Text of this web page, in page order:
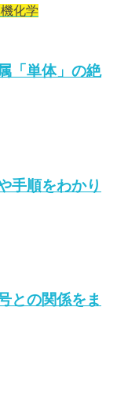
化学
「単体」の絶
手順をわかり
との関係をま